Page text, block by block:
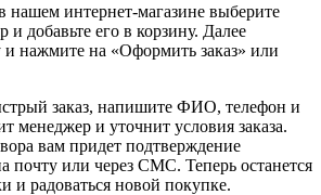
нашем интернет-магазине выберите
добавьте его в корзину. Далее
и нажмите на «Оформить заказ» или
заказ, напишите ФИО, телефон и
менеджер и уточнит условия заказа.
вам придет подтверждение
почту или через СМС. Теперь останется
и радоваться новой покупке.